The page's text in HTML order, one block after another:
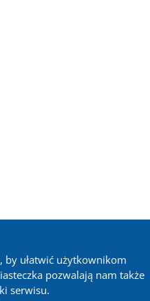
by ułatwić użytkownikom
pozwalają nam także
serwisu.